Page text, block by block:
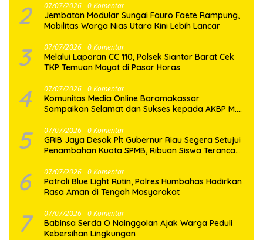
2 07/07/2026 0 Komentar
Jembatan Modular Sungai Fauro Faete Rampung,
Mobilitas Warga Nias Utara Kini Lebih Lancar
3 07/07/2026 0 Komentar
Melalui Laporan CC 110, Polsek Siantar Barat Cek
TKP Temuan Mayat di Pasar Horas
4 07/07/2026 0 Komentar
Komunitas Media Online Baramakassar
Sampaikan Selamat dan Sukses kepada AKBP M.
5 07/07/2026 0 Komentar
GRIB Jaya Desak Plt Gubernur Riau Segera Setujui
Penambahan Kuota SPMB, Ribuan Siswa Terancam
6 07/07/2026 0 Komentar
Patroli Blue Light Rutin, Polres Humbahas Hadirkan
Rasa Aman di Tengah Masyarakat
7 07/07/2026 0 Komentar
Babinsa Serda O Nainggolan Ajak Warga Peduli
Kebersihan Lingkungan